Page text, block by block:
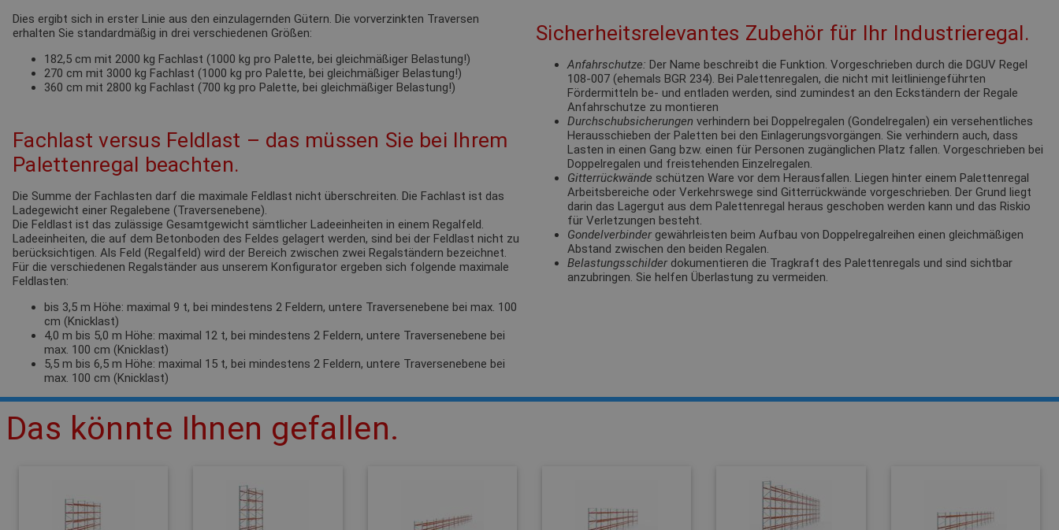
Dies ergibt sich in erster Linie aus den einzulagernden Gütern. Die vorverzinkten Traversen
erhalten Sie standardmäßig in drei verschiedenen Größen:
182,5 cm mit 2000 kg Fachlast (1000 kg pro Palette, bei gleichmäßiger Belastung!)
270 cm mit 3000 kg Fachlast (1000 kg pro Palette, bei gleichmäßiger Belastung!)
360 cm mit 2800 kg Fachlast (700 kg pro Palette, bei gleichmäßiger Belastung!)
Fachlast versus Feldlast – das müssen Sie bei Ihrem
Palettenregal beachten.
Die Summe der Fachlasten darf die maximale Feldlast nicht überschreiten. Die Fachlast ist das
Ladegewicht einer Regalebene (Traversenebene).
Die Feldlast ist das zulässige Gesamtgewicht sämtlicher Ladeeinheiten in einem Regalfeld.
Ladeeinheiten, die auf dem Betonboden des Feldes gelagert werden, sind bei der Feldlast nicht zu
berücksichtigen. Als Feld (Regalfeld) wird der Bereich zwischen zwei Regalständern bezeichnet.
Für die verschiedenen Regalständer aus unserem Konfigurator ergeben sich folgende maximale
Feldlasten:
bis 3,5 m Höhe: maximal 9 t, bei mindestens 2 Feldern, untere Traversenebene bei max. 100
cm (Knicklast)
4,0 m bis 5,0 m Höhe: maximal 12 t, bei mindestens 2 Feldern, untere Traversenebene bei
max. 100 cm (Knicklast)
5,5 m bis 6,5 m Höhe: maximal 15 t, bei mindestens 2 Feldern, untere Traversenebene bei
max. 100 cm (Knicklast)
Sicherheitsrelevantes Zubehör für Ihr Industrieregal.
Anfahrschutze: Der Name beschreibt die Funktion. Vorgeschrieben durch die DGUV Regel
108-007 (ehemals BGR 234). Bei Palettenregalen, die nicht mit leitliniengeführten
Fördermitteln be- und entladen werden, sind zumindest an den Eckständern der Regale
Anfahrschutze zu montieren
Durchschubsicherungen verhindern bei Doppelregalen (Gondelregalen) ein versehentliches
Herausschieben der Paletten bei den Einlagerungsvorgängen. Sie verhindern auch, dass
Lasten in einen Gang bzw. einen für Personen zugänglichen Platz fallen. Vorgeschrieben bei
Doppelregalen und freistehenden Einzelregalen.
Gitterrückwände schützen Ware vor dem Herausfallen. Liegen hinter einem Palettenregal
Arbeitsbereiche oder Verkehrswege sind Gitterrückwände vorgeschrieben. Der Grund liegt
darin das Lagergut aus dem Palettenregal heraus geschoben werden kann und das Riskio
für Verletzungen besteht.
Gondelverbindergewährleisten beim Aufbau von Doppelregalreihen einen gleichmäßigen
Abstand zwischen den beiden Regalen.
Belastungsschilderdokumentieren die Tragkraft des Palettenregals und sind sichtbar
anzubringen. Sie helfen Überlastung zu vermeiden.
Das könnte Ihnen gefallen.